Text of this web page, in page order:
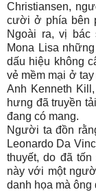
Christiansen,
cười ở phía bên
Ngoài ra, vị
Mona Lisa
dấu hiệu không
vẻ mềm mại ở
Anh Kenneth
hưng đã truyền
đang có mang.
Người ta đồn
Leonardo Da
thuyết, do đã
này với một
danh họa mà